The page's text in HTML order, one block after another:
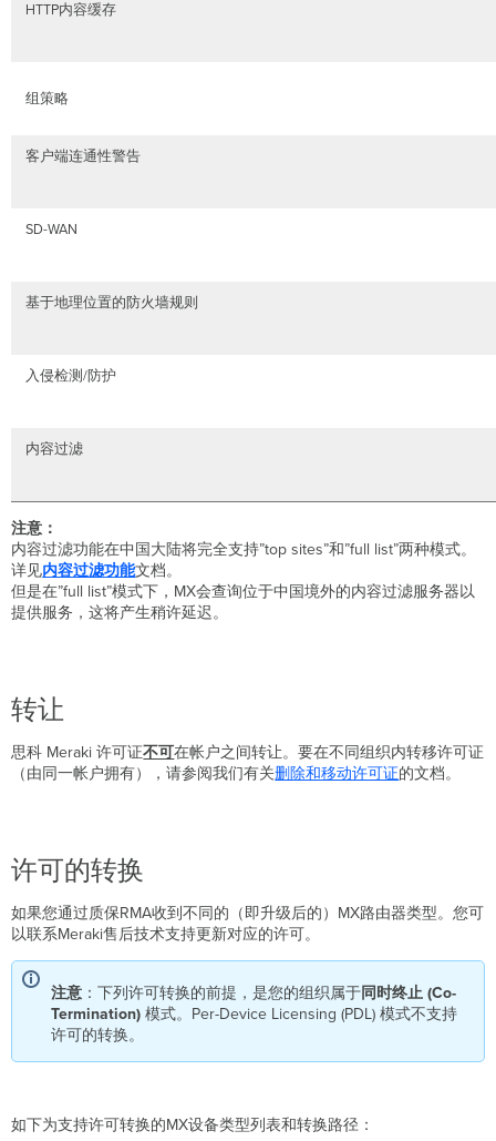
HTTP内容缓存
组策略
客户端连通性警告
SD-WAN
基于地理位置的防火墙规则
入侵检测/防护
内容过滤
注意：
内容过滤功能在中国大陆将完全支持”top sites”和”full list”两种模式。
详见内容过滤功能文档。
但是在”full list”模式下，MX会查询位于中国境外的内容过滤服务器以
提供服务，这将产生稍许延迟。
转让
思科 Meraki 许可证不可在帐户之间转让。要在不同组织内转移许可证
（由同一帐户拥有），请参阅我们有关删除和移动许可证的文档。
许可的转换
如果您通过质保RMA收到不同的（即升级后的）MX路由器类型。您可
以联系Meraki售后技术支持更新对应的许可。
注意 ：下列许可转换的前提，是您的组织属于同时终止 (Co-
Termination)模式。Per-Device Licensing (PDL) 模式不支持
许可的转换。
如下为支持许可转换的MX设备类型列表和转换路径：